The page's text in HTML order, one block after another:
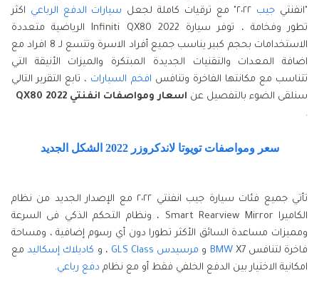
"انفنتي جيب سيارات الدفع الرباعي اكثر
تطور وفخامة ، توفر سيارة Infiniti QX80 2022 الرياضية متعددة
الاستخدامات بحجم كبير يناسب جميع أفراد الاسرة وتتسع لـ 8 افراد مع
اضافة المعدات والتقنيات الجديدة المبتكرة والميزات الأنيقة التي
تتناسب مع مكانتها الفاخرة وتنافس افخم السيارات ، تابع التقرير التالي
سنلقى الضوء بالتفصيل عن اسعار ومواصفات انفنتي QX80 2022
.
سعر ومواصفات تويوتا لاندكروزر 2022 الشكل الجديد
تأتي جميع فئات سيارة جيب انفنتي ٢٠٢٢ مع الإصدار الجديد من نظام
الكاميرا Smart Rearview Mirror ، ونظام التحكم الذكي فى السرعة
ومميزات مساعدة السائق الأكثر تطورا دون أي رسوم إضافية ، ومساحة
فاخرة لتنافس
BMWX7 و مرسيدس GLS Class ، و كاديلاك إسكاليدمع
امكانية الاختيار بين الدفع الخلفي فقط أو مع نظام دفع رباعي.